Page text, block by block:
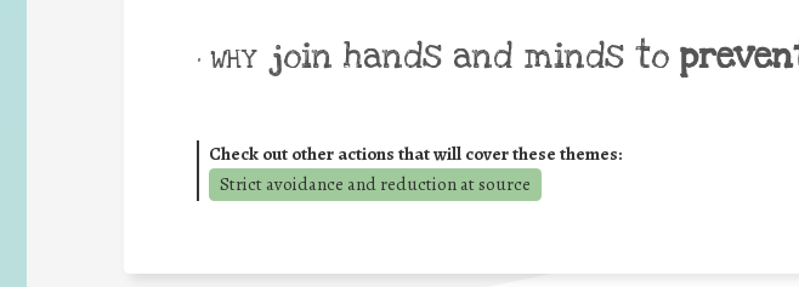
• WHY join hands and minds to
Check out other actions that will cover these themes:
Strict avoidance and reduction at source